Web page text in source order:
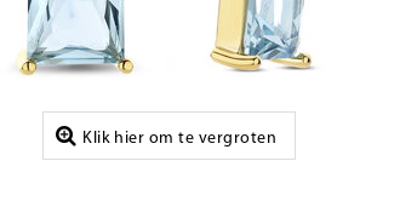
Klik hier om te vergroten